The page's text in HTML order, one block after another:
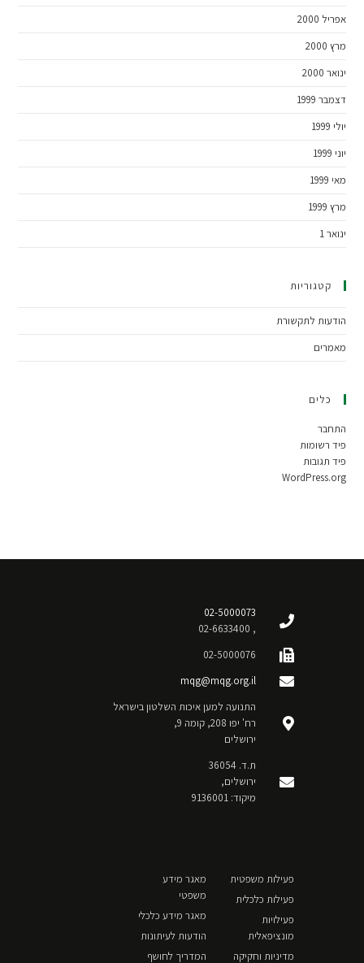
אפריל 2000
מרץ 2000
ינואר 2000
דצמבר 1999
יולי 1999
יוני 1999
מאי 1999
מרץ 1999
ינואר 1
קטגוריות
הודעות לתקשורת
מאמרים
כלים
התחבר
פיד רשומות
פיד תגובות
WordPress.org
02-5000073
, 02-6633400
02-5000076
mqg@mqg.org.il
התנועה למען איכות השלטון בישראל
רח' יפו 208, קומה 9,
ירושלים
ת.ד. 36054
ירושלים,
מיקוד: 9136001
פעילות משפטית
פעילות כלכלית
פעילויות
מונציפאלית
מדיניות וחקיקה
מאגר מידע
משפטי
מאגר מידע כלכלי
הודעות לעיתונות
המדריך לחושף